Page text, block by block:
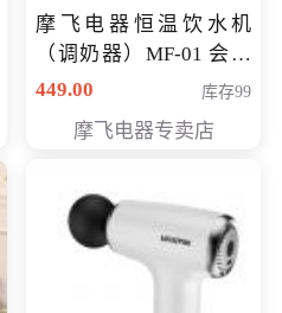
摩飞电器恒温饮水机
（调奶器）MF-01 会员
专享价366元
449.00 库存99
摩飞电器专卖店